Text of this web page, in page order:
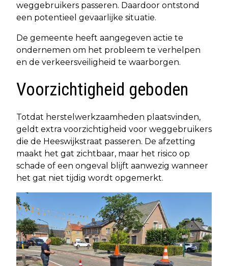
weggebruikers passeren. Daardoor ontstond
een potentieel gevaarlijke situatie.
De gemeente heeft aangegeven actie te
ondernemen om het probleem te verhelpen
en de verkeersveiligheid te waarborgen.
Voorzichtigheid geboden
Totdat herstelwerkzaamheden plaatsvinden,
geldt extra voorzichtigheid voor weggebruikers
die de Heeswijkstraat passeren. De afzetting
maakt het gat zichtbaar, maar het risico op
schade of een ongeval blijft aanwezig wanneer
het gat niet tijdig wordt opgemerkt.